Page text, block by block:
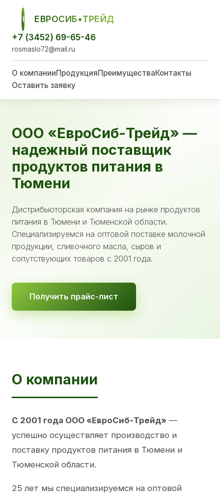
ЕСТ
ЕВРОСИБ•ТРЕЙД
+7 (3452) 69-65-46
rosmaslo72@mail.ru
О компанииПродукцияПреимуществаКонтакты
Оставить заявку
ООО «ЕвроСиб-Трейд» —
надежный поставщик
продуктов питания в
Тюмени
Дистрибьюторская компания на рынке продуктов
питания в Тюмени и Тюменской области.
Специализируемся на оптовой поставке молочной
продукции, сливочного масла, сыров и
сопутствующих товаров с 2001 года.
Получить прайс-лист
О компании
С 2001 года ООО «ЕвроСиб-Трейд» —
успешно осуществляет производство и
поставку продуктов питания в Тюмени и
Тюменской области.
25 лет мы специализируемся на оптовой